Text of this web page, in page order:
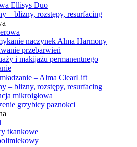
Ellisys Duo
– blizny, rozstępy, resurfacing
naczynek Alma Harmony
przebarwień
i makijażu permanentnego
– Alma ClearLift
– blizny, rozstępy, resurfacing
mikroigłowa
grzybicy paznokci
tkankowe